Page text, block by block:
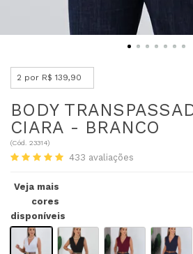
2 por R$ 139,90
BODY
CIARA - BRANCO
(Cód. 23314)
433 avaliações
Veja mais
cores
disponíveis